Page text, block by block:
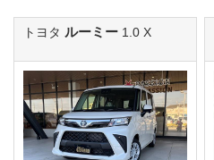
トヨタ ルーミー 1.0 X